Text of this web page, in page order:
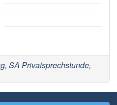
SA Privatsprechstunde,